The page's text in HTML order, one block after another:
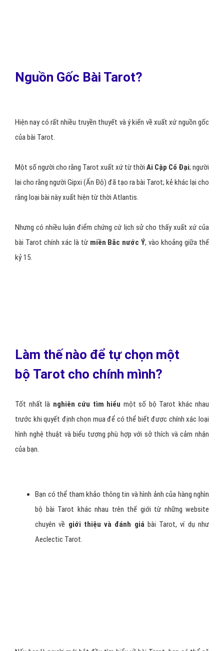
Nguồn Gốc Bài Tarot?
Hiện nay có rất nhiều truyền thuyết và ý kiến về xuất xứ nguồn gốc
của bài Tarot.
bài Tarot chính xác là từ miền Bắc nước Ý, vào khoảng giữa thế
kỷ 15.